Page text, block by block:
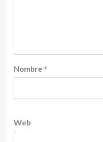
Nombre *
Web